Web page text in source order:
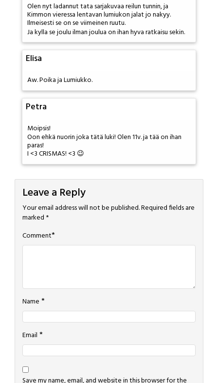
Olen nyt ladannut tata sarjakuvaa reilun tunnin, ja
Kimmon vieressa lentavan lumiukon jalat jo nakyy.
Ilmeisesti se on se viimeinen ruutu.
Ja kylla se joulu ilman joulua on ihan hyva ratkaisu sekin.
Elisa
Aw. Poika ja Lumiukko.
Petra
Moipsis!
Oon ehkä nuorin joka tätä luki! Olen 11v. ja tää on ihan
paras!
I <3 CRISMAS! <3 😉
Leave a Reply
Your email address will not be published.Required fields are
marked *
Comment*
Name *
Email *
Save my name, email, and website in this browser for the